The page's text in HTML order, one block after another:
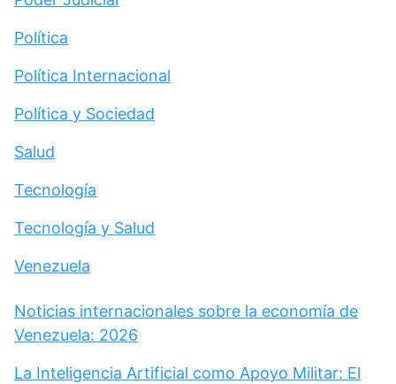
Política
Política Internacional
Política y Sociedad
Salud
Tecnología
Tecnología y Salud
Venezuela
Noticias internacionales sobre la economía de
Venezuela: 2026
La Inteligencia Artificial como Apoyo Militar: El